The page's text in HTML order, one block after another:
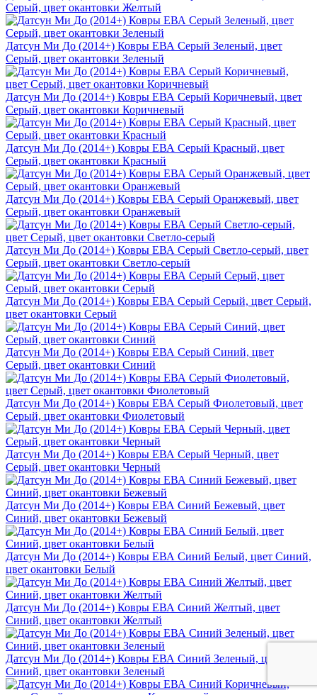
Серый, цвет окантовки Желтый
Датсун Ми До (2014+) Ковры ЕВА Серый Зеленый, цвет
Серый, цвет окантовки Зеленый
Датсун Ми До (2014+) Ковры ЕВА Серый Коричневый, цвет
Серый, цвет окантовки Коричневый
Датсун Ми До (2014+) Ковры ЕВА Серый Красный, цвет
Серый, цвет окантовки Красный
Датсун Ми До (2014+) Ковры ЕВА Серый Оранжевый, цвет
Серый, цвет окантовки Оранжевый
Датсун Ми До (2014+) Ковры ЕВА Серый Светло-серый, цвет
Серый, цвет окантовки Светло-серый
Датсун Ми До (2014+) Ковры ЕВА Серый Серый, цвет Серый,
цвет окантовки Серый
Датсун Ми До (2014+) Ковры ЕВА Серый Синий, цвет
Серый, цвет окантовки Синий
Датсун Ми До (2014+) Ковры ЕВА Серый Фиолетовый, цвет
Серый, цвет окантовки Фиолетовый
Датсун Ми До (2014+) Ковры ЕВА Серый Черный, цвет
Серый, цвет окантовки Черный
Датсун Ми До (2014+) Ковры ЕВА Синий Бежевый, цвет
Синий, цвет окантовки Бежевый
Датсун Ми До (2014+) Ковры ЕВА Синий Белый, цвет Синий,
цвет окантовки Белый
Датсун Ми До (2014+) Ковры ЕВА Синий Желтый, цвет
Синий, цвет окантовки Желтый
Датсун Ми До (2014+) Ковры ЕВА Синий Зеленый, цвет
Синий, цвет окантовки Зеленый